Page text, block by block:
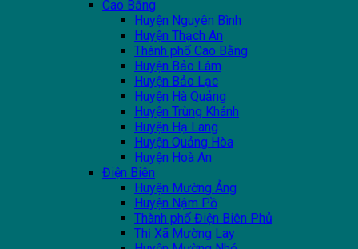
Cao Bằng
Huyện Nguyên Bình
Huyện Thạch An
Thành phố Cao Bằng
Huyện Bảo Lâm
Huyện Bảo Lạc
Huyện Hà Quảng
Huyện Trùng Khánh
Huyện Hạ Lang
Huyện Quảng Hòa
Huyện Hoà An
Điện Biên
Huyện Mường Ảng
Huyện Nậm Pồ
Thành phố Điện Biên Phủ
Thị Xã Mường Lay